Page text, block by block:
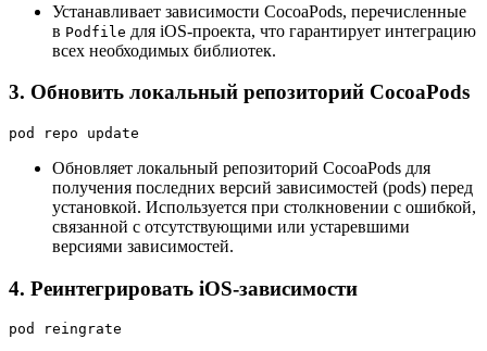
Устанавливает зависимости CocoaPods, перечисленные
в Podfile для iOS-проекта, что гарантирует интеграцию
всех необходимых библиотек.
3. Обновить локальный репозиторий CocoaPods
pod repo update
Обновляет локальный репозиторий CocoaPods для
получения последних версий зависимостей (pods) перед
установкой. Используется при столкновении с ошибкой,
связанной с отсутствующими или устаревшими
версиями зависимостей.
4. Реинтегрировать iOS-зависимости
pod reingrate